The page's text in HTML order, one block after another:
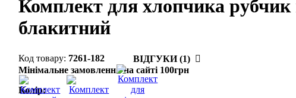
Комплект для хлопчика рубчик
блакитний
7261-182
ВІДГУКИ (1)
Мінімальне замовлення на сайті 100грн
Колір: